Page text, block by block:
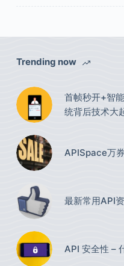
Trending now
首帧秒开+智
统背后技术大
APISpace万
最新常用API
API 安全性 –